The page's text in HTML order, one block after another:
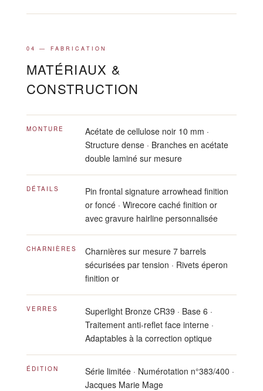
04 — FABRICATION
MATÉRIAUX &
CONSTRUCTION
MONTURE
Acétate de cellulose noir 10 mm ·
Structure dense · Branches en acétate
double laminé sur mesure
DÉTAILS
Pin frontal signature arrowhead finition
or foncé · Wirecore caché finition or
avec gravure hairline personnalisée
CHARNIÈRES
Charnières sur mesure 7 barrels
sécurisées par tension · Rivets éperon
finition or
VERRES
Superlight Bronze CR39 · Base 6 ·
Traitement anti-reflet face interne ·
Adaptables à la correction optique
ÉDITION
Série limitée · Numérotation n°383/400 ·
Jacques Marie Mage